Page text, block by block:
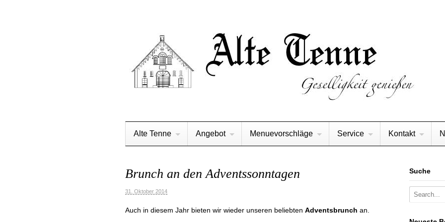
Alte Tenne Angebot Menuevorschläge Service Kontakt
Brunch an den Adventssonntagen
31. Oktober 2014
Auch in diesem Jahr bieten wir wieder unseren beliebten Adventsbrunch an.
Suche